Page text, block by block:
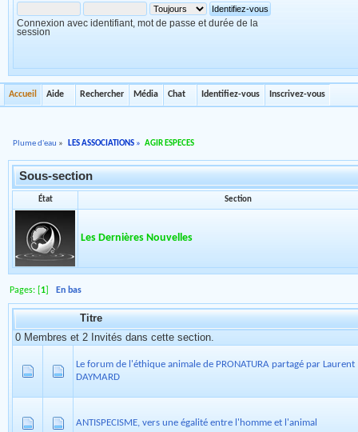
Connexion avec identifiant, mot de passe et durée de la
session
Accueil Aide Rechercher Média Chat Identifiez-vous Inscrivez-vous
Plume d'eau » LES ASSOCIATIONS» AGIR ESPECES
Sous-section
État Section
Les Dernières Nouvelles
Pages: [ 1 ]En bas
Titre
0 Membres et 2 Invités dans cette section.
Le forum de l'éthique animale de PRONATURA partagé par Laurent
DAYMARD
ANTISPECISME, vers une égalité entre l'homme et l'animal